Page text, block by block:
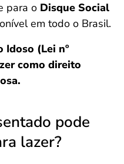
para o Disque Social
em todo o Brasil.
Idoso (Lei nº
como direito
pode
lazer?